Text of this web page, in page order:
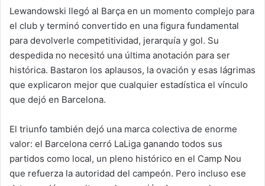
Lewandowski llegó al Barça en un momento complejo para
el club y terminó convertido en una figura fundamental
para devolverle competitividad, jerarquía y gol. Su
despedida no necesitó una última anotación para ser
histórica. Bastaron los aplausos, la ovación y esas lágrimas
que explicaron mejor que cualquier estadística el vínculo
que dejó en Barcelona.
El triunfo también dejó una marca colectiva de enorme
valor: el Barcelona cerró LaLiga ganando todos sus
partidos como local, un pleno histórico en el Camp Nou
que refuerza la autoridad del campeón. Pero incluso ese